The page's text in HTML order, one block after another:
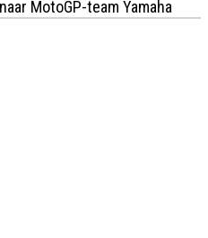
naar MotoGP-team Yamaha